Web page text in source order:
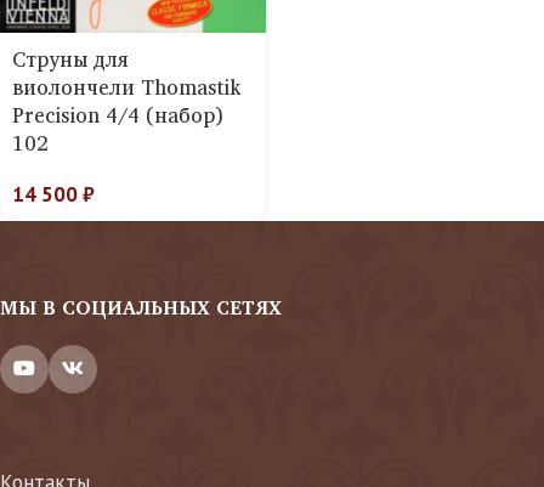
Струны для
виолончели Thomastik
Precision 4/4 (набор)
102
14 500₽
МЫ В СОЦИАЛЬНЫХ СЕТЯХ